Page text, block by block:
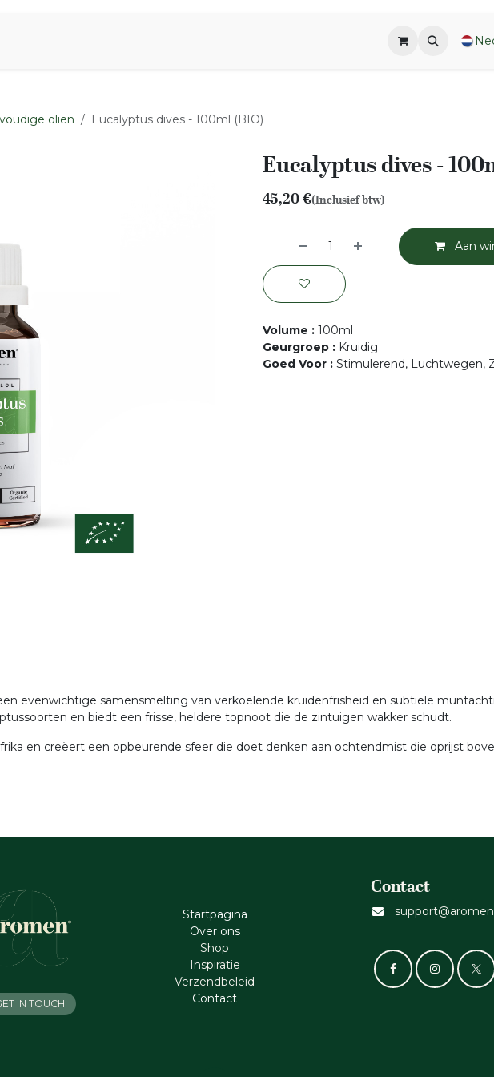
oliën Eucalyptus dives - 100ml (BIO)
Eucalyptus dives -
45,20€(Inclusief btw)
Aan
Volume : 100ml
Geurgroep : Kruidig
Goed Voor : Stimulerend, Luchtwegen,
evenwichtige samensmelting van verkoelende kruidenfrisheid en subtiele
en biedt een frisse, heldere topnoot die de zintuigen wakker schudt.
en creëert een opbeurende sfeer die doet denken aan ochtendmist die oprijst
Startpagina
Ove​r​ ons
Shop
Inspiratie
Verzendbeleid
Cont​act
Contact
IN TOUCH